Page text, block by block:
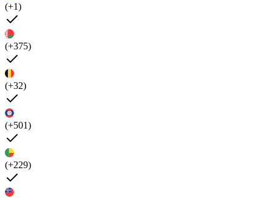
(+1)
(+375)
(+32)
(+501)
(+229)